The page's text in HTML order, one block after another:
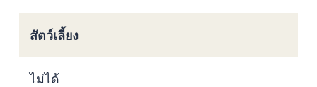
สัตว์เลี้ยง
ไม่ได้